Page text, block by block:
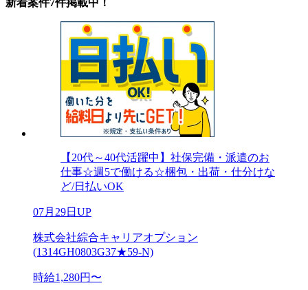
新着案件7件掲載中！
【20代～40代活躍中】社保完備・派遣のお
仕事☆週5で働ける☆梱包・出荷・仕分けな
ど/日払いOK
07月29日UP
株式会社綜合キャリアオプション
(1314GH0803G37★59-N)
時給1,280円〜